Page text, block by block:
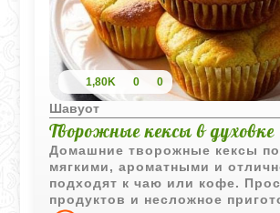
1,80K 0 0
Шавуот
Творожные кексы в духовке
Домашние творожные кексы
мягкими, ароматными и
подходят к чаю или кофе.
продуктов и несложное